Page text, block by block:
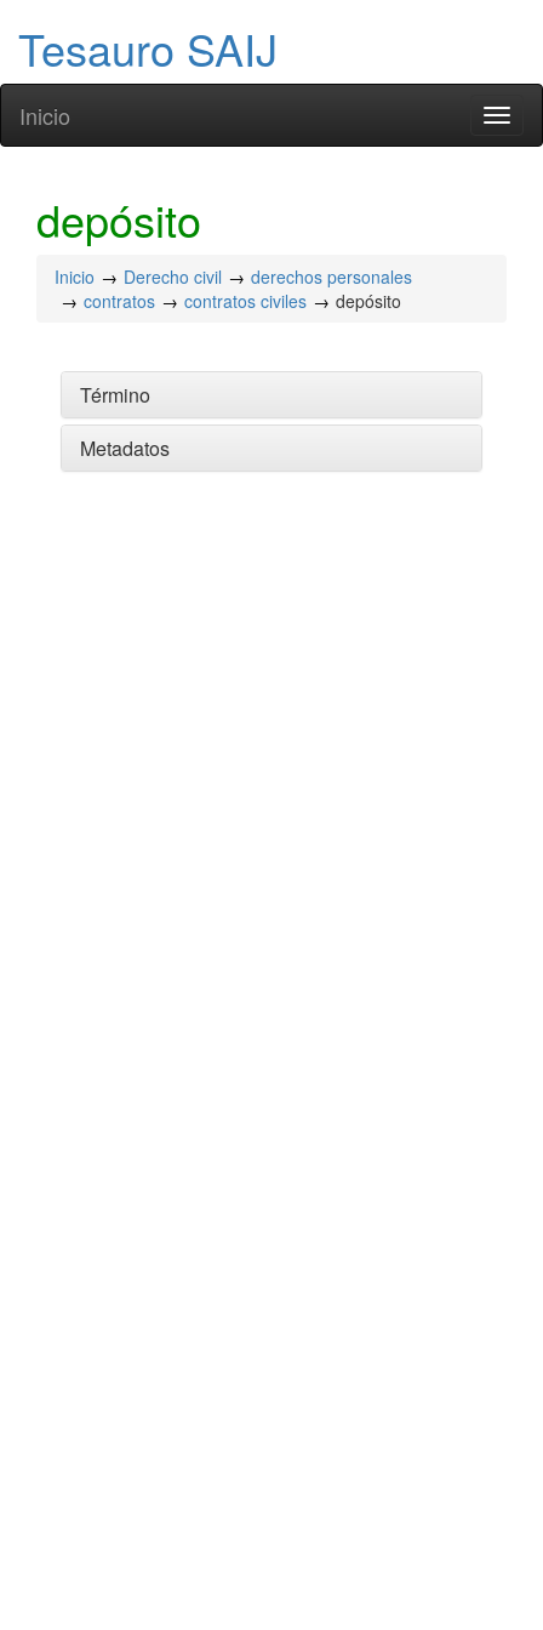
Tesauro SAIJ
Inicio
depósito
Inicio Derecho civil
derechos personales
contratos
contratos civiles depósito
Término
Metadatos